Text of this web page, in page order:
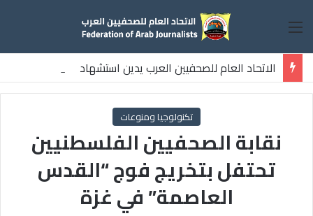
القائمة
الاتحاد العام للصحفيين العرب يدين استشهاد
ثلاثة صحفيين فلسطينيين باستهداف إسرائيلي وسط قطاع غزة
تكنولوجيا ومنوعات
نقابة الصحفيين الفلسطنيين
تحتفل بتخريج فوج “القدس
العاصمة” في غزة